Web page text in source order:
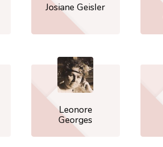
Josiane Geisler
Leonore
Georges